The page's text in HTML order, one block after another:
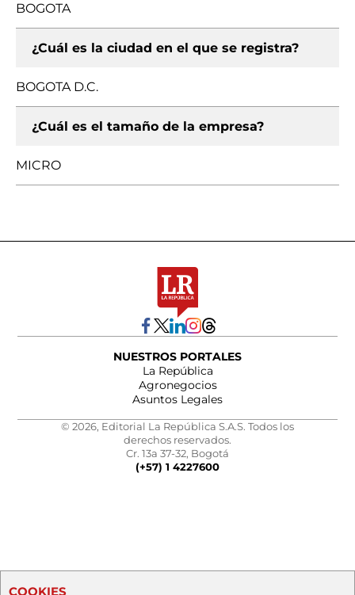
BOGOTA
¿Cuál es la ciudad en el que se registra?
BOGOTA D.C.
¿Cuál es el tamaño de la empresa?
MICRO
NUESTROS PORTALES
La República
Agronegocios
Asuntos Legales
© 2026, Editorial La República S.A.S. Todos los
derechos reservados.
Cr. 13a 37-32, Bogotá
(+57) 1 4227600
COOKIES